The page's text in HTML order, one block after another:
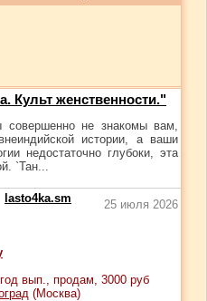
Культ женственности."
совершенно не знакомы вам,
истории, а ваши
недостаточно глубоки, эта
`Тан...
lasto4ka.sm
25 июля 2026
вып., продам, 3000 руб
(Москва)